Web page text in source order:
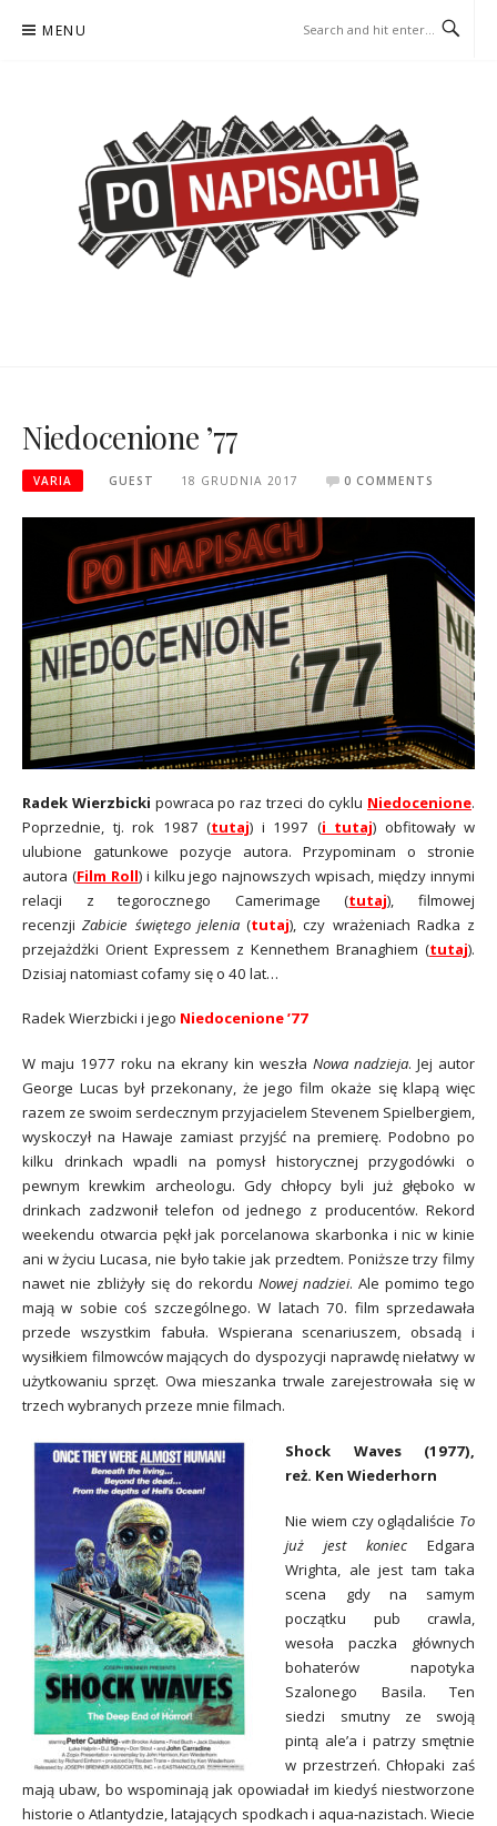
MENU
Niedocenione ’77
VARIA GUEST 18 GRUDNIA 2017 0 COMMENTS
Radek Wierzbicki powraca po raz trzeci do cyklu Niedocenione.
Poprzednie, tj. rok 1987 (tutaj) i 1997 (i tutaj) obfitowały w
ulubione gatunkowe pozycje autora. Przypominam o stronie
autora (Film Roll) i kilku jego najnowszych wpisach, między innymi
relacji z tegorocznego Camerimage (tutaj), filmowej
recenzjiZabicie świętego jelenia(tutaj), czy wrażeniach Radka z
przejażdżki Orient Expressem z Kennethem Branaghiem (tutaj).
Dzisiaj natomiast cofamy się o 40 lat…
Radek Wierzbicki i jego Niedocenione ’77
W maju 1977 roku na ekrany kin weszła Nowa nadzieja. Jej autor
George Lucas był przekonany, że jego film okaże się klapą więc
razem ze swoim serdecznym przyjacielem Stevenem Spielbergiem,
wyskoczył na Hawaje zamiast przyjść na premierę. Podobno po
kilku drinkach wpadli na pomysł historycznej przygodówki o
pewnym krewkim archeologu. Gdy chłopcy byli już głęboko w
drinkach zadzwonił telefon od jednego z producentów. Rekord
weekendu otwarcia pękł jak porcelanowa skarbonka i nic w kinie
ani w życiu Lucasa, nie było takie jak przedtem. Poniższe trzy filmy
nawet nie zbliżyły się do rekordu Nowej nadziei. Ale pomimo tego
mają w sobie coś szczególnego. W latach 70. film sprzedawała
przede wszystkim fabuła. Wspierana scenariuszem, obsadą i
wysiłkiem filmowców mających do dyspozycji naprawdę niełatwy w
użytkowaniu sprzęt. Owa mieszanka trwale zarejestrowała się w
trzech wybranych przeze mnie filmach.
Shock Waves (1977),
reż. Ken Wiederhorn
Nie wiem czy oglądaliście To
już jest koniec Edgara
Wrighta, ale jest tam taka
scena gdy na samym
początku pub crawla,
wesoła paczka głównych
bohaterów napotyka
Szalonego Basila. Ten
siedzi smutny ze swoją
pintą ale’a i patrzy smętnie
w przestrzeń. Chłopaki zaś
mają ubaw, bo wspominają jak opowiadał im kiedyś niestworzone
historie o Atlantydzie, latających spodkach i aqua-nazistach. Wiecie